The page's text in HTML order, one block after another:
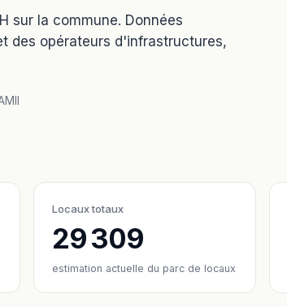
sur la commune. Données
des opérateurs d'infrastructures,
Locaux totaux
29 309
estimation actuelle du parc de locaux